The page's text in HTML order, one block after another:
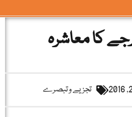
کا معاشرہ
تجزیے و تبصرے